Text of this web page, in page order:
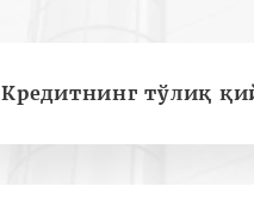
Кредитнинг тўлиқ